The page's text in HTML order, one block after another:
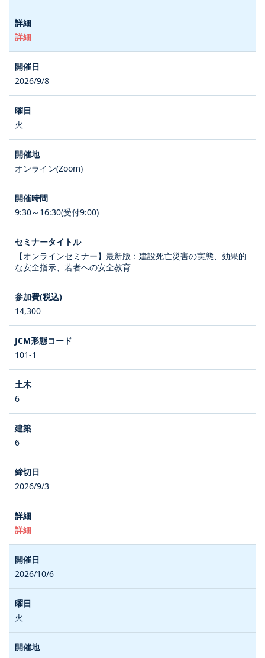
詳細
2026/9/8
火
オンライン(Zoom)
9:30～16:30(受付9:00)
【オンラインセミナー】最新版：建設死亡災害の実態、効果的
な安全指示、若者への安全教育
14,300
101-1
6
6
2026/9/3
詳細
2026/10/6
火